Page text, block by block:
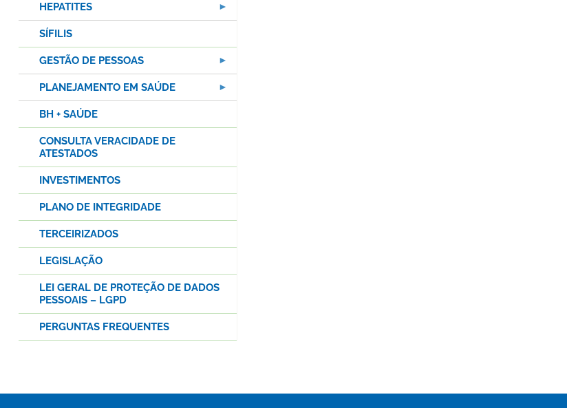
HEPATITES
SÍFILIS
GESTÃO DE PESSOAS
PLANEJAMENTO EM SAÚDE
BH + SAÚDE
CONSULTA VERACIDADE DE
ATESTADOS
INVESTIMENTOS
PLANO DE INTEGRIDADE
TERCEIRIZADOS
LEGISLAÇÃO
LEI GERAL DE PROTEÇÃO DE DADOS
PESSOAIS – LGPD
PERGUNTAS FREQUENTES